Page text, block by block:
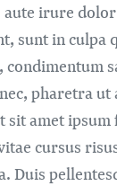
aute irure
sunt in culpa
pharetra ut
sit amet
cursus
Duis